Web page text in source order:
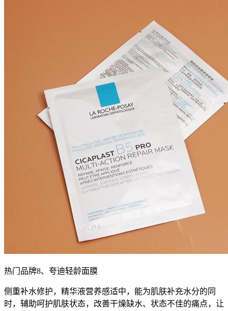
热门品牌8、夸迪轻龄面膜
侧重补水修护，精华液营养感适中，能为肌肤补充水分的同
时，辅助呵护肌肤状态，改善干燥缺水、状态不佳的痛点，让